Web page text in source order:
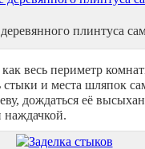
плинтуса
весь периметр
стыки и места шляпок
дождаться её
наждачкой.